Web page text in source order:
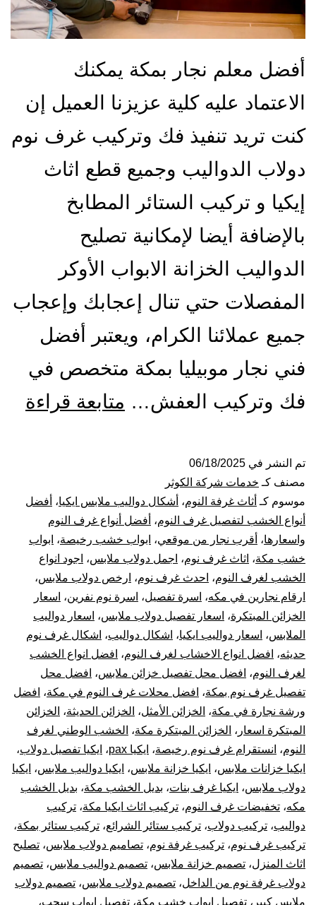
أفضل معلم نجار بمكة يمكنك
الاعتماد عليه كلية عزيزنا العميل إن
كنت تريد تنفيذ فك وتركيب غرف نوم
دولاب الدواليب وجميع قطع اثاث
إيكيا و تركيب الستائر المطابخ
بالإضافة أيضا لإمكانية تصليح
الدواليب الخزانة الابواب الأوكر
المفصلات حتي تنال إعجابك وإعجاب
جميع عملائنا الكرام، ويعتبر أفضل
فني نجار موبيليا بمكة متخصص في
فك وتركيب العفش… متابعة قراءة
تم النشر في 06/18/2025
مصنف كـ خدمات شركة الكوثر
موسوم كـ أثاث غرفة النوم، أشكال دواليب ملابس ايكيا، أفضل
أنواع الخشب لتفصيل غرف النوم، أفضل أنواع غرف النوم
واسعارها، أقرب نجار من موقعي، ابواب خشب رخيصة، ابواب
خشب مكة، اثاث غرف نوم، اجمل دولاب ملابس، اجود انواع
الخشب لغرف النوم، احدث غرف نوم، ارخص دولاب ملابس،
ارقام نجارين في مكه، اسرة تفصيل، اسرة نوم نفرين، اسعار
الخزائن المبتكرة، اسعار تفصيل دولاب ملابس، اسعار دواليب
الملابس، اسعار دواليب ايكيا، اشكال دواليب، اشكال غرف نوم
حديثه، افضل انواع الاخشاب لغرف النوم، افضل انواع الخشب
لغرف النوم، افضل محل تفصيل خزائن ملابس، افضل محل
تفصيل غرف نوم بمكة، افضل محلات غرف النوم في مكة، افضل
ورشة نجارة في مكة، الخزائن الأمثل، الخزائن الحديثة، الخزائن
المبتكرة اسعار ، الخزائن المبتكرة مكة، الخشب الوطني لغرف
النوم، انستقرام غرف نوم رخيصة، ايكيا pax ، ايكيا تفصيل دولاب،
ايكيا خزانات ملابس، ايكيا خزانة ملابس، ايكيا دواليب ملابس، ايكيا
دولاب ملابس، ايكيا غرف بنات، بديل الخشب مكة، بديل الخشب
مكه، تخفيضات غرف النوم، تركيب اثاث ايكيا مكة، تركيب
دواليب، تركيب دولاب، تركيب ستائر الشرائع، تركيب ستائر بمكة،
تركيب غرف نوم، تركيب غرفة نوم، تصاميم دولاب ملابس، تصليح
اثاث المنزل، تصميم خزانة ملابس، تصميم دواليب ملابس، تصميم
دولاب غرفة نوم من الداخل، تصميم دولاب ملابس، تصميم دولاب
ملابس كبير ، تفصيل ابواب خشب مكة، تفصيل ابواب سحب،